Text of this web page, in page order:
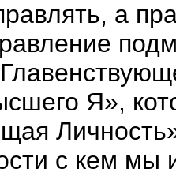
а
Я»,
с кем